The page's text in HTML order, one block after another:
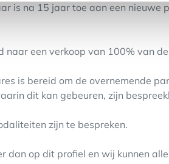
is na 15 jaar toe aan een nieuwe
naar een verkoop van 100% van
is bereid om de overnemende
dit kan gebeuren, zijn
zijn te bespreken.
dan op dit profiel en wij kunnen